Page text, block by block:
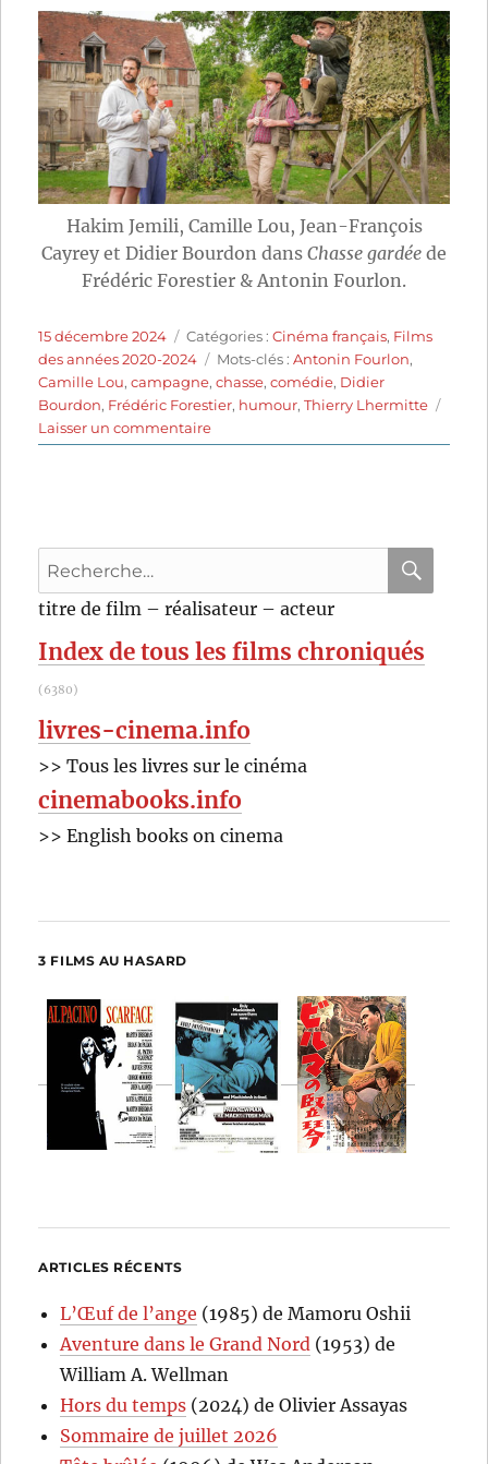
Hakim Jemili, Camille Lou, Jean-François
Cayrey et Didier Bourdon dans Chasse gardée de
Frédéric Forestier & Antonin Fourlon.
Publié
le
15 décembre 2024 Catégories
Catégories :Cinéma français, Films
des années 2020-2024
Étiquettes
Mots-clés :Antonin Fourlon,
Camille Lou,campagne,chasse,comédie, Didier
Bourdon, Frédéric Forestier, humour,Thierry Lhermitte
Laisser un commentairesur
Chasse
Antonin
Recherche
pour
titre de film – réalisateur – acteur
Index de tous les films chroniqués
(6380)
livres-cinema.info
>> Tous les livres sur le cinéma
cinemabooks.info
>> English books on cinema
3 FILMS AU HASARD
ARTICLES RÉCENTS
L’Œuf de l’ange (1985) de Mamoru Oshii
Aventure dans le Grand Nord (1953) de
William A. Wellman
Hors du temps (2024) de Olivier Assayas
Sommaire de juillet 2026